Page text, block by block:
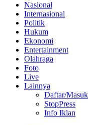
Nasional
Internasional
Politik
Hukum
Ekonomi
Entertainment
Olahraga
Foto
Live
Lainnya
Daftar/Masuk
StopPress
Info Iklan